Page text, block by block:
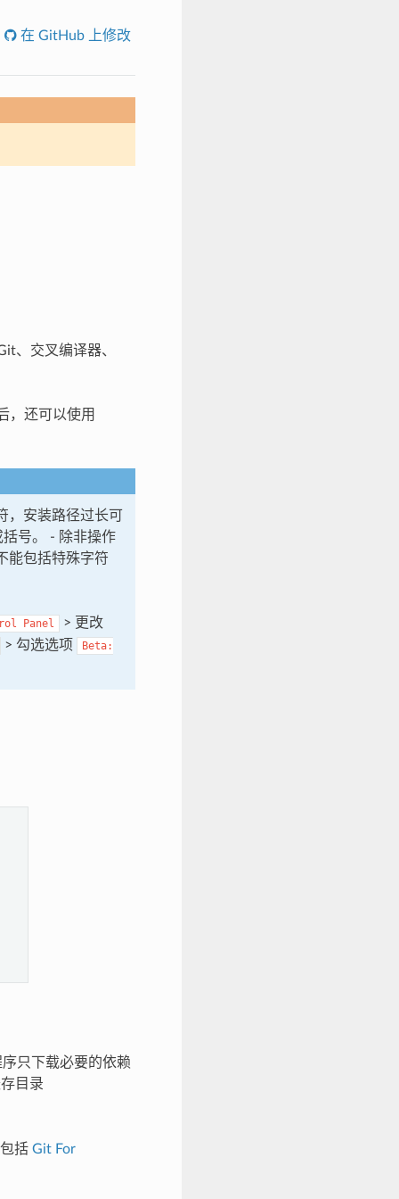
在 GitHub 上修改
、交叉编译器、
，还可以使用
，安装路径过长可
号。 - 除非操作
能包括特殊字符
Panel > 更改
> 勾选选项
Beta:
只下载必要的依赖
目录
括 Git For